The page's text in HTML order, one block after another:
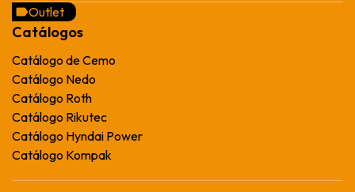
Outlet
Catálogos
Catálogo de Cemo
Catálogo Nedo
Catálogo Roth
Catálogo Rikutec
Catálogo Hyndai Power
Catálogo Kompak